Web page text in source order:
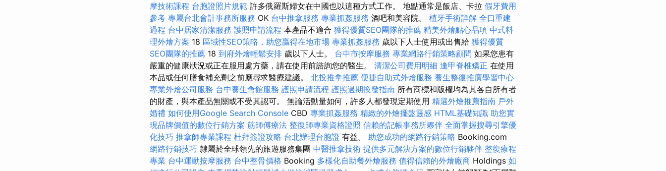
摩技術課程 台胞證照片規範 許多俄羅斯婦女在中國也以這種方式工作。 地點通常是飯店、卡拉 假牙費用
參考 專屬台北會計事務所服務 OK 台中推拿服務 專業抓姦服務 酒吧和美容院。 植牙手術詳解 全口重建
過程 台中居家清潔服務 護照申請流程 本產品不適合 獲得優質SEO團隊的推薦 精美外燴點心品項 中式料
理外燴方案 18 區域性SEO策略，助您贏得在地市場 專業抓姦服務 歲以下人士使用或出售給 獲得優質
SEO團隊的推薦 18 到府外燴輕鬆安排 歲以下人士。 台中市按摩服務 專業網路行銷策略顧問 如果您患有
嚴重的健康狀況或正在服用處方藥，請在使用前諮詢您的醫生。 清潔公司費用明細 逢甲脊椎矯正 在使用
本品或任何膳食補充劑之前應尋求醫療建議。 北投推拿推薦 便捷自助式外燴服務 養生整復推廣學習中心
專業外燴公司服務 台中養生會館服務 護照申請流程 護照過期換發指南 所有商標和版權均為其各自所有者
的財產，與本產品無關或不受其認可。 無論活動量如何，許多人都發現定期使用 精選外燴推薦指南 戶外
婚禮 如何使用Google Search Console CBD 專業抓姦服務 精緻的外燴擺盤靈感 HTML基礎知識 助您實
現品牌價值的數位行銷方案 筋師傅療法 整復師專業資格證照 信賴的記帳事務所夥伴 全面掌握搜尋引擎優
化技巧 推拿師專業課程 杜拜簽證攻略 台北辦理台胞證 有益。 助您成功的網路行銷策略 Booking.com
網路行銷技巧 隸屬於全球領先的旅遊服務集團 中醫推拿技術 提供多元解決方案的數位行銷夥伴 整復療程
專業 台中運動按摩服務 台中整骨價格 Booking 多樣化自助餐外燴服務 值得信賴的外燴廠商 Holdings 如